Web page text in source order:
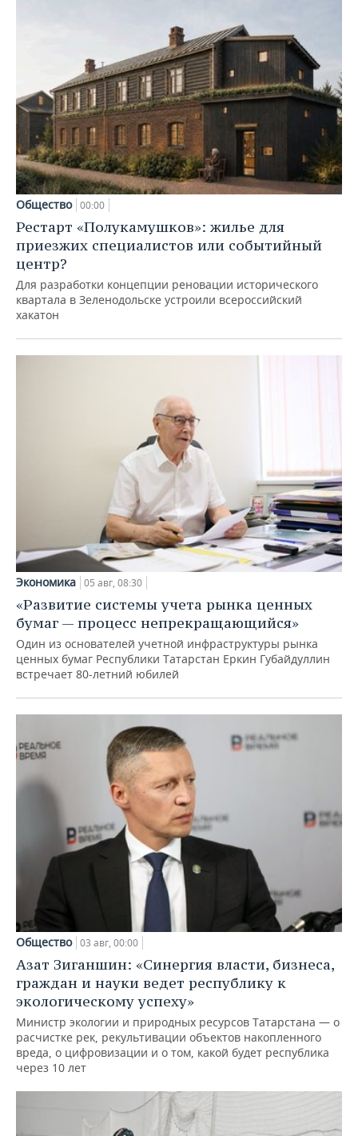
Общество 00:00
Рестарт «Полукамушков»: жилье для
приезжих специалистов или событийный
центр?
Для разработки концепции реновации исторического
квартала в Зеленодольске устроили всероссийский
хакатон
Экономика 05 авг, 08:30
«Развитие системы учета рынка ценных
бумаг — процесс непрекращающийся»
Один из основателей учетной инфраструктуры рынка
ценных бумаг Республики Татарстан Еркин Губайдуллин
встречает 80-летний юбилей
Общество 03 авг, 00:00
Азат Зиганшин: «Синергия власти, бизнеса,
граждан и науки ведет республику к
экологическому успеху»
Министр экологии и природных ресурсов Татарстана — о
расчистке рек, рекультивации объектов накопленного
вреда, о цифровизации и о том, какой будет республика
через 10 лет